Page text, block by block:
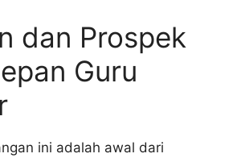
dan Prospek
Guru
ini adalah awal dari